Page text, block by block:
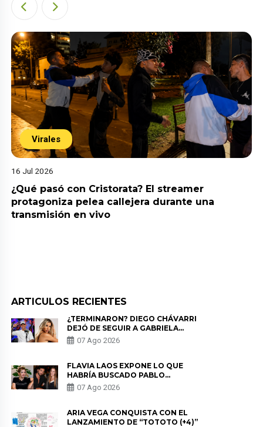
Virales
16 Jul 2026
¿Qué pasó con Cristorata? El streamer
protagoniza pelea callejera durante una
transmisión en vivo
ARTICULOS RECIENTES
¿TERMINARON? DIEGO CHÁVARRI
DEJÓ DE SEGUIR A GABRIELA
HERRERA Y ANUNCIA SU SALIDA
DE PÓDCAST
07 Ago 2026
FLAVIA LAOS EXPONE LO QUE
HABRÍA BUSCADO PABLO
HEREDIA CON ALE FULLER: “UNA
DE LAS PARTES QUERÍA EL
07 Ago 2026
ARIA VEGA CONQUISTA CON EL
LANZAMIENTO DE “TOTOTO (+4)”